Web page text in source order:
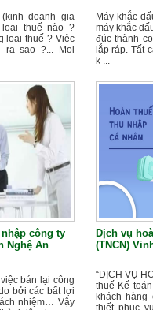
doanh gia
thuế nào ?
loại thuế ? Việc
ra sao ?... Mọi
Máy khắc
máy khắc
đúc thành
lắp ráp. Tất
k ...
công ty
Nghệ An
bán lại công
bởi các bất lợi
nhiệm… Vậy
Dịch vụ
(TNCN)
“DỊCH VỤ
thuế Kế
khách
thiết phục